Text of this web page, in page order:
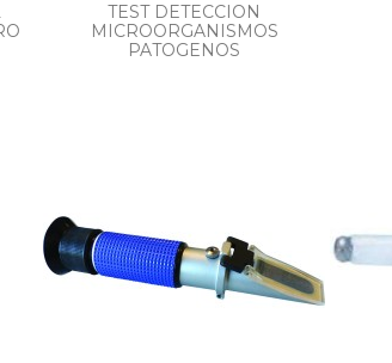
TEST DETECCION
MICROORGANISMOS
PATOGENOS